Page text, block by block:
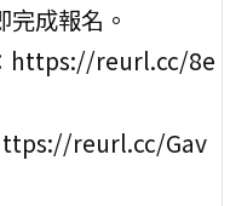
成報名。
https://reurl.cc/8e
reurl.cc/Gav